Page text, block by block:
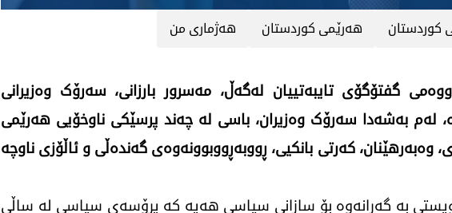
کوردستان هەرێمی کوردستان هەژماری من
گفتۆگۆی تایبەتییان لەگەڵ، مەسرور بارزانی، سەرۆک وەزیرانی
لەم بەشەدا سەرۆک وەزیران، باسی لە چەند پرسێکی ناوخۆیی هەرێمی
وەبەرهێنان، کەرتی بانکیی، ڕووبەڕووبوونەوەی گەندەڵی و ئاڵۆزی ناوچە
بە گەڕانەوە بۆ سازانی سیاسی هەیە كە پرۆسەی سیاسی لە ساڵی